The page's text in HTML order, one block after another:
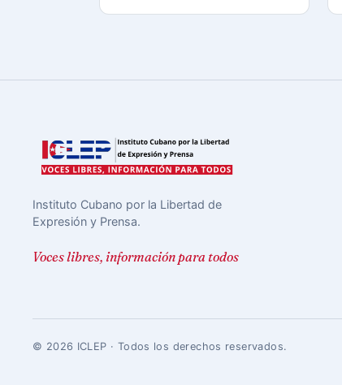
Instituto Cubano por la Libertad de
Expresión y Prensa.
Voces libres, información para todos
© 2026 ICLEP · Todos los derechos reservados.